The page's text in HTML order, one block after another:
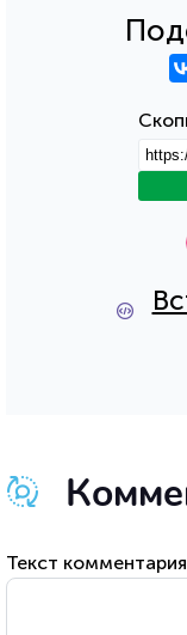
Текст комментария